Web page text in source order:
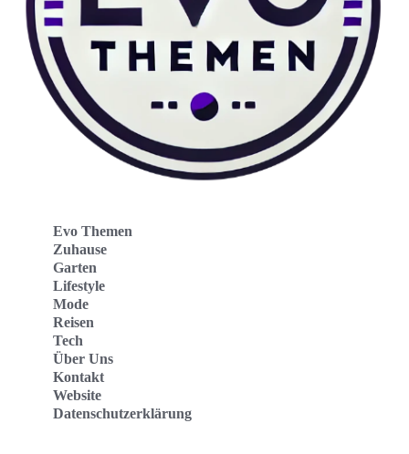
Evo Themen
Zuhause
Garten
Lifestyle
Mode
Reisen
Tech
Über Uns
Kontakt
Website
Datenschutzerklärung